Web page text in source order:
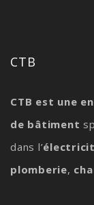
CTB
CTB est une
de bâtiment
dans l’
plomberie,